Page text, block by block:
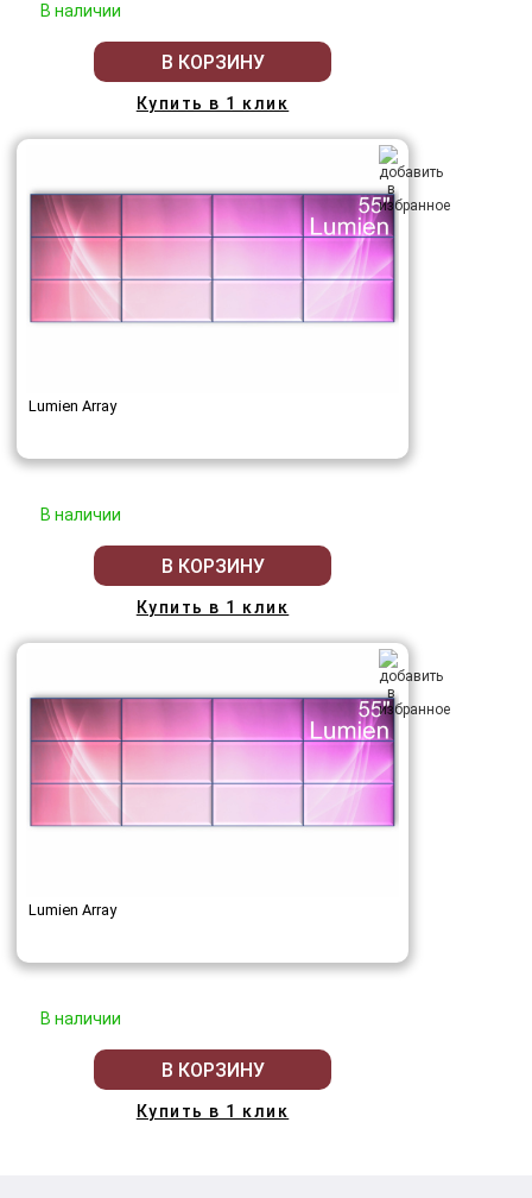
В наличии
В КОРЗИНУ
Купить в 1 клик
Lumien Array
В наличии
В КОРЗИНУ
Купить в 1 клик
Lumien Array
В наличии
В КОРЗИНУ
Купить в 1 клик